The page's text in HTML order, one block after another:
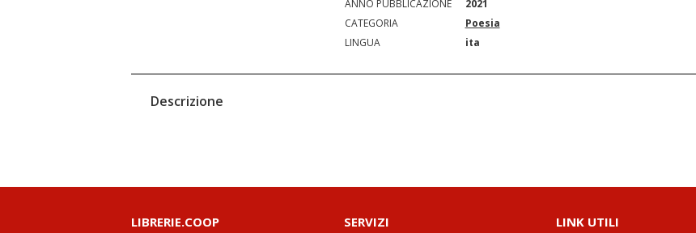
ANNO PUBBLICAZIONE
2021
CATEGORIA
Poesia
LINGUA
ita
Descrizione
LIBRERIE.COOP SERVIZI LINK UTILI